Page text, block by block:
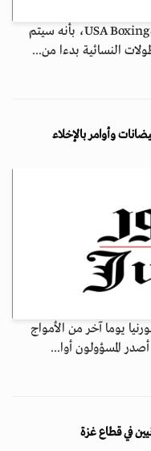
أفادت صحيفة "ديلي ميل"، نقلا عن رابطةUSA Boxing، بأنه سيتم
النسائية بدءا من...
وأوامر بالإخلاء
يوما آخر من الأمواج
المسؤولون أوا...
في قطاع غزة